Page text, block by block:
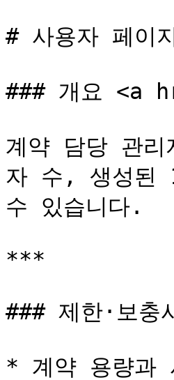
# 사용자 페이
### 개요 <a
계약 담당 관리
자 수, 생성된
수 있습니다.
***
### 제한·보
* 계약 용량과